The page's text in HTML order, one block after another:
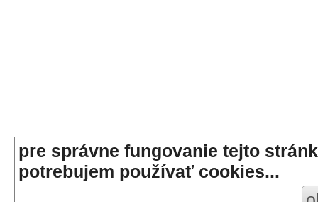
pre správne fungovanie tejto
potrebujem používať cookies...